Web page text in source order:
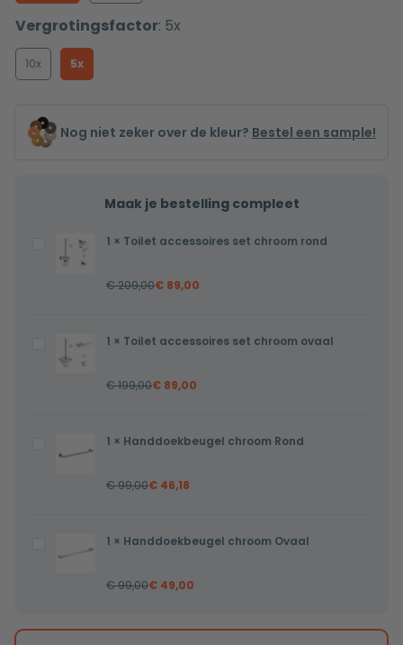
Vergrotingsfactor: 5x
10x 5x
Nog niet zeker over de kleur? Bestel een sample!
Maak je bestelling compleet
Toilet
accessoires
rond
1 × Toilet accessoires set chroom rond
€209,00€ 89,00
Toilet
accessoires
1 × Toilet accessoires set chroom ovaal
€199,00€ 89,00
Handdoekbeugel
1 × Handdoekbeugel chroom Rond
€99,00€ 46,18
Handdoekbeugel
1 × Handdoekbeugel chroom Ovaal
€99,00€ 49,00